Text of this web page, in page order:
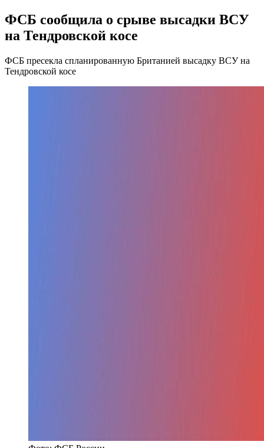
ФСБ сообщила о срыве высадки ВСУ
на Тендровской косе
ФСБ пресекла спланированную Британией высадку ВСУ на
Тендровской косе